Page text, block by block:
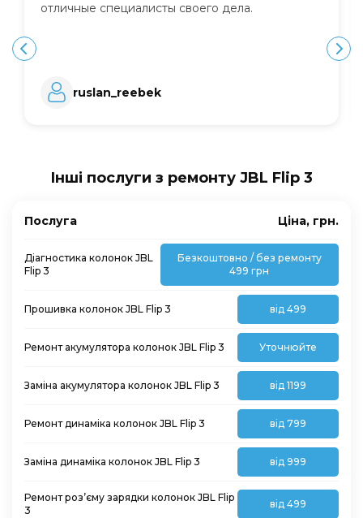
отличные специалисты своего дела.
ruslan_reebek
Інші послуги з ремонту JBL Flip 3
Послуга Ціна, грн.
Діагностика колонок JBL
Flip 3
Безкоштовно / без ремонту
499 грн
Прошивка колонок JBL Flip 3 від 499
Ремонт акумулятора колонок JBL Flip 3 Уточнюйте
Заміна акумулятора колонок JBL Flip 3 від 1199
Ремонт динаміка колонок JBL Flip 3 від 799
Заміна динаміка колонок JBL Flip 3 від 999
Ремонт роз’єму зарядки колонок JBL Flip
3
від 499